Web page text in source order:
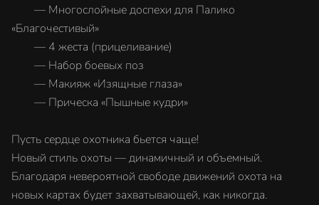
— Многослойные доспехи для Палико
«Благочестивый»
— 4 жеста (прицеливание)
— Набор боевых поз
— Макияж «Изящные глаза»
— Прическа «Пышные кудри»
Пусть сердце охотника бьется чаще!
Новый стиль охоты — динамичный и объемный.
Благодаря невероятной свободе движений охота на
новых картах будет захватывающей, как никогда.